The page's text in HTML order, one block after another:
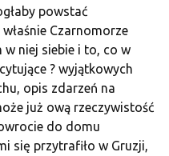
powstać
Czarnomorze
w niej siebie i to, co w
? wyjątkowych
opis zdarzeń na
już ową rzeczywistość
do domu
się przytrafiło w Gruzji,